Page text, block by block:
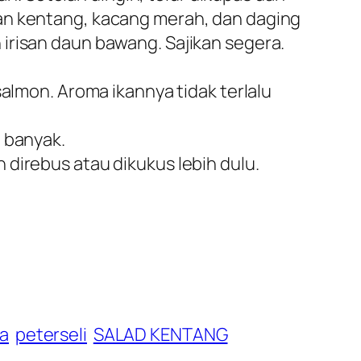
kentang, kacang merah, dan daging
daun bawang. Sajikan segera.
Aroma ikannya tidak terlalu
direbus atau dikukus lebih dulu.
peterseli SALAD KENTANG